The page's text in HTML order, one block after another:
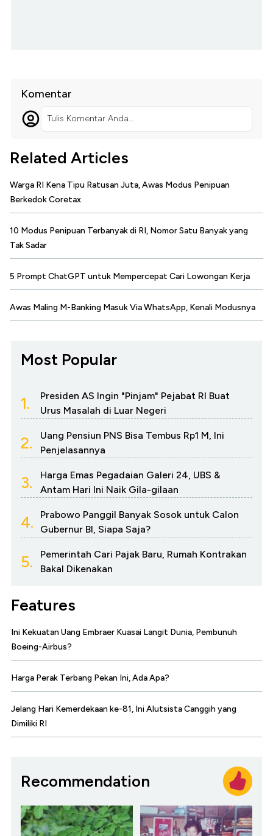
Komentar
Tulis Komentar Anda...
Related Articles
Warga RI Kena Tipu Ratusan Juta, Awas Modus Penipuan
Berkedok Coretax
10 Modus Penipuan Terbanyak di RI, Nomor Satu Banyak yang
Tak Sadar
5 Prompt ChatGPT untuk Mempercepat Cari Lowongan Kerja
Awas Maling M-Banking Masuk Via WhatsApp, Kenali Modusnya
Most Popular
1.
Presiden AS Ingin "Pinjam" Pejabat RI Buat
Urus Masalah di Luar Negeri
2.
Uang Pensiun PNS Bisa Tembus Rp1 M, Ini
Penjelasannya
3.
Harga Emas Pegadaian Galeri 24, UBS &
Antam Hari Ini Naik Gila-gilaan
4.
Prabowo Panggil Banyak Sosok untuk Calon
Gubernur BI, Siapa Saja?
5.
Pemerintah Cari Pajak Baru, Rumah Kontrakan
Bakal Dikenakan
Features
Ini Kekuatan Uang Embraer Kuasai Langit Dunia, Pembunuh
Boeing-Airbus?
Harga Perak Terbang Pekan Ini, Ada Apa?
Jelang Hari Kemerdekaan ke-81, Ini Alutsista Canggih yang
Dimiliki RI
Recommendation